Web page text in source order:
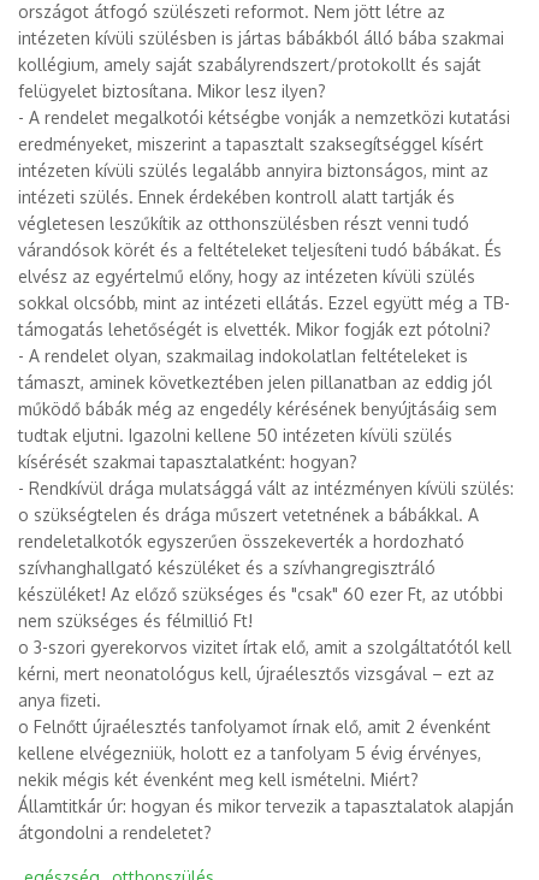
országot átfogó szülészeti reformot. Nem jött létre az
intézeten kívüli szülésben is jártas bábákból álló bába szakmai
kollégium, amely saját szabályrendszert/protokollt és saját
felügyelet biztosítana. Mikor lesz ilyen?
- A rendelet megalkotói kétségbe vonják a nemzetközi kutatási
eredményeket, miszerint a tapasztalt szaksegítséggel kísért
intézeten kívüli szülés legalább annyira biztonságos, mint az
intézeti szülés. Ennek érdekében kontroll alatt tartják és
végletesen leszűkítik az otthonszülésben részt venni tudó
várandósok körét és a feltételeket teljesíteni tudó bábákat. És
elvész az egyértelmű előny, hogy az intézeten kívüli szülés
sokkal olcsóbb, mint az intézeti ellátás. Ezzel együtt még a TB-
támogatás lehetőségét is elvették. Mikor fogják ezt pótolni?
- A rendelet olyan, szakmailag indokolatlan feltételeket is
támaszt, aminek következtében jelen pillanatban az eddig jól
működő bábák még az engedély kérésének benyújtásáig sem
tudtak eljutni. Igazolni kellene 50 intézeten kívüli szülés
kísérését szakmai tapasztalatként: hogyan?
- Rendkívül drága mulatsággá vált az intézményen kívüli szülés:
o szükségtelen és drága műszert vetetnének a bábákkal. A
rendeletalkotók egyszerűen összekeverték a hordozható
szívhanghallgató készüléket és a szívhangregisztráló
készüléket! Az előző szükséges és "csak" 60 ezer Ft, az utóbbi
nem szükséges és félmillió Ft!
o 3-szori gyerekorvos vizitet írtak elő, amit a szolgáltatótól kell
kérni, mert neonatológus kell, újraélesztős vizsgával – ezt az
anya fizeti.
o Felnőtt újraélesztés tanfolyamot írnak elő, amit 2 évenként
kellene elvégezniük, holott ez a tanfolyam 5 évig érvényes,
nekik mégis két évenként meg kell ismételni. Miért?
Államtitkár úr: hogyan és mikor tervezik a tapasztalatok alapján
átgondolni a rendeletet?